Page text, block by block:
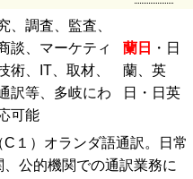
、調査、監査、
談、マーケティ
術、IT、取材、
訳等、多岐にわ
可能
蘭日
・日
蘭、英
日・日英
１）オランダ語通訳。日常
公的機関での通訳業務に